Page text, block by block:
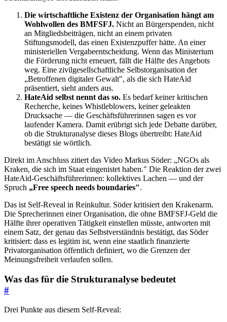
Die wirtschaftliche Existenz der Organisation hängt am
Wohlwollen des BMFSFJ. Nicht an Bürgerspenden, nicht
an Mitgliedsbeiträgen, nicht an einem privaten
Stiftungsmodell, das einen Existenzpuffer hätte. An einer
ministeriellen Vergabeentscheidung. Wenn das Ministerium
die Förderung nicht erneuert, fällt die Hälfte des Angebots
weg. Eine zivilgesellschaftliche Selbstorganisation der
„Betroffenen digitaler Gewalt", als die sich HateAid
präsentiert, sieht anders aus.
HateAid selbst nennt das so. Es bedarf keiner kritischen
Recherche, keines Whistleblowers, keiner geleakten
Drucksache — die Geschäftsführerinnen sagen es vor
laufender Kamera. Damit erübrigt sich jede Debatte darüber,
ob die Strukturanalyse dieses Blogs übertreibt: HateAid
bestätigt sie wörtlich.
Direkt im Anschluss zitiert das Video Markus Söder: „NGOs als
Kraken, die sich im Staat eingenistet haben." Die Reaktion der zwei
HateAid-Geschäftsführerinnen: kollektives Lachen — und der
Spruch „Free speech needs boundaries".
Das ist Self-Reveal in Reinkultur. Söder kritisiert den Krakenarm.
Die Sprecherinnen einer Organisation, die ohne BMFSFJ-Geld die
Hälfte ihrer operativen Tätigkeit einstellen müsste, antworten mit
einem Satz, der genau das Selbstverständnis bestätigt, das Söder
kritisiert: dass es legitim ist, wenn eine staatlich finanzierte
Privatorganisation öffentlich definiert, wo die Grenzen der
Meinungsfreiheit verlaufen sollen.
Was das für die Strukturanalyse bedeutet
#
Drei Punkte aus diesem Self-Reveal: